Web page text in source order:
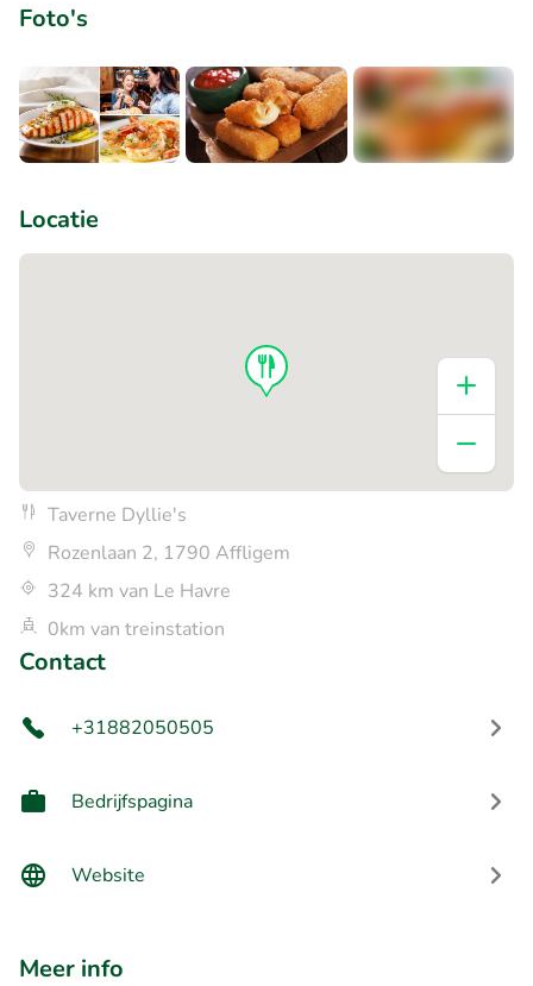
Foto's
Locatie
Taverne Dyllie's
Rozenlaan 2, 1790 Affligem
324 km van Le Havre
0km van treinstation
Contact
+31882050505
Bedrijfspagina
Website
Meer info